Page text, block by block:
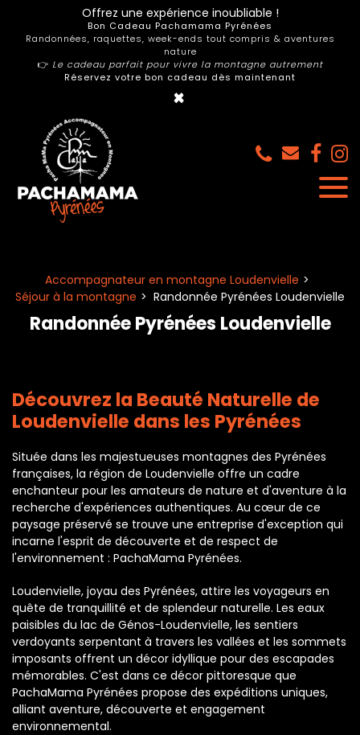
Offrez une expérience inoubliable !
Bon Cadeau Pachamama Pyrénées
Randonnées, raquettes, week-ends tout compris & aventures
nature
👉 Le cadeau parfait pour vivre la montagne autrement
Réservez votre bon cadeau dès maintenant
×
Accompagnateur en montagne Loudenvielle
Séjour à la montagne
Randonnée Pyrénées Loudenvielle
Randonnée Pyrénées Loudenvielle
Découvrez la Beauté Naturelle de
Loudenvielle dans les Pyrénées
Située dans les majestueuses montagnes des Pyrénées
françaises, la région de Loudenvielle offre un cadre
enchanteur pour les amateurs de nature et d'aventure à la
recherche d'expériences authentiques. Au cœur de ce
paysage préservé se trouve une entreprise d'exception qui
incarne l'esprit de découverte et de respect de
l'environnement : PachaMama Pyrénées.
Loudenvielle, joyau des Pyrénées, attire les voyageurs en
quête de tranquillité et de splendeur naturelle. Les eaux
paisibles du lac de Génos-Loudenvielle, les sentiers
verdoyants serpentant à travers les vallées et les sommets
imposants offrent un décor idyllique pour des escapades
mémorables. C'est dans ce décor pittoresque que
PachaMama Pyrénées propose des expéditions uniques,
alliant aventure, découverte et engagement
environnemental.
Panneau de gestion des cookies